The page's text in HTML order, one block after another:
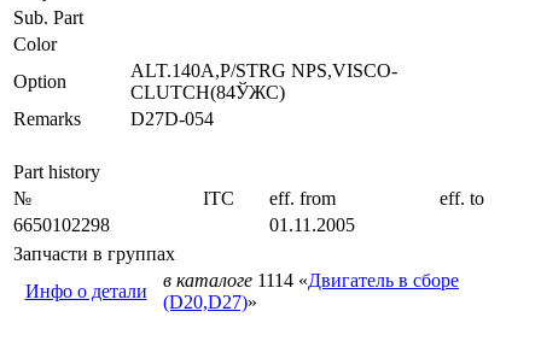
Sub. Part
Color
Option
ALT.140A,P/STRG NPS,VISCO-
CLUTCH(84ЎЖC)
Remarks
D27D-054
Part history
№
ITC eff. from
eff. to
6650102298
01.11.2005
Запчасти в группах
Инфо о детали
в каталоге 1114 «Двигатель в сборе
(D20,D27)»